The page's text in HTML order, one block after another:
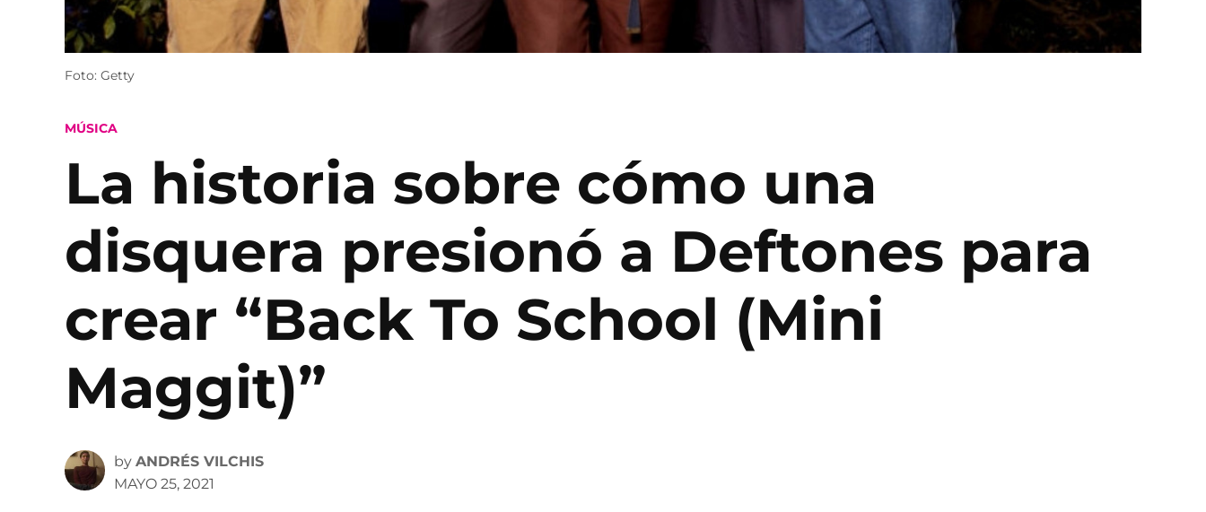
Foto: Getty
POSTED
MÚSICA
La historia sobre cómo una
disquera presionó a Deftones para
crear “Back To School (Mini
Maggit)”
by ANDRÉS VILCHIS
MAYO 25, 2021